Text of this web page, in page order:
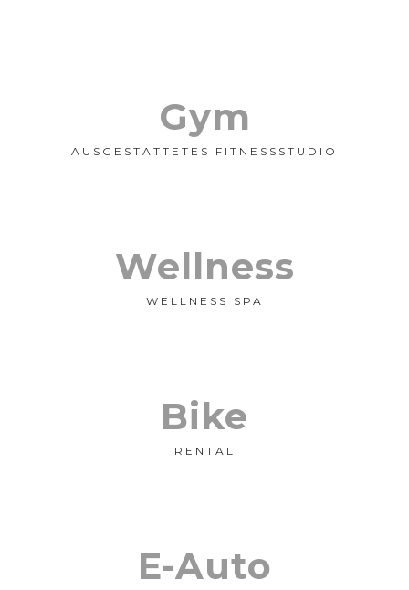
Gym
AUSGESTATTETES FITNESSSTUDIO
Wellness
WELLNESS SPA
Bike
RENTAL
E-Auto